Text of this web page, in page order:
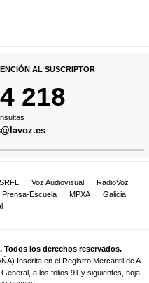
AL SUSCRIPTOR
218
Voz Audiovisual
RadioVoz
Prensa-Escuela MPXA
Galicia
Todos los derechos reservados.
Inscrita en el Registro Mercantil de A
a los folios 91 y siguientes, hoja